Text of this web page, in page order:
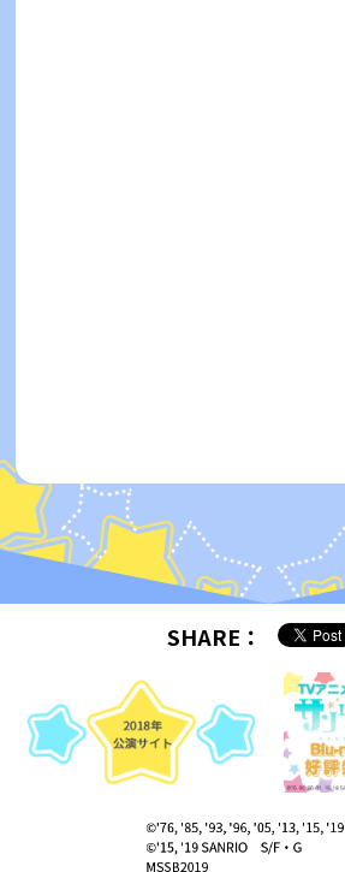
SHARE：